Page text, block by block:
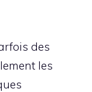
des
les